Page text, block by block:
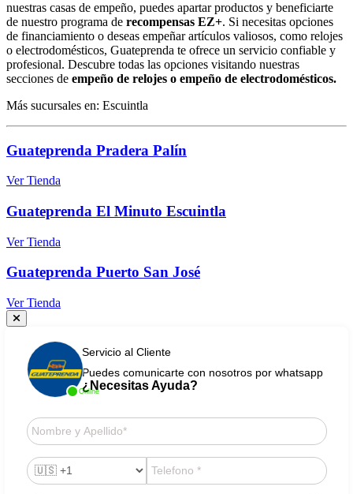
nuestras casas de empeño, puedes apartar productos y beneficiarte
de nuestro programa de recompensas EZ+. Si necesitas opciones
de financiamiento o deseas empeñar artículos valiosos, como relojes
o electrodomésticos, Guateprenda te ofrece un servicio confiable y
profesional. Descubre todas las opciones visitando nuestras
secciones de empeño de relojes o empeño de electrodomésticos.
Más sucursales en: Escuintla
Guateprenda Pradera Palín
Ver Tienda
Guateprenda El Minuto Escuintla
Ver Tienda
Guateprenda Puerto San José
Ver Tienda
Online
Servicio al Cliente
Puedes comunicarte con nosotros por whatsapp
¿Necesitas Ayuda?